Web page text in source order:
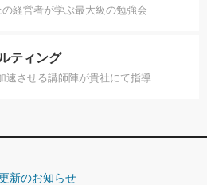
経営者が学ぶ最大級の勉強会
ティング
速させる講師陣が貴社にて指導
新のお知らせ